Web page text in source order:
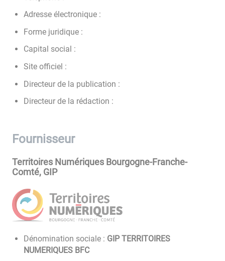
Adresse électronique :
Forme juridique :
Capital social :
Site officiel :
Directeur de la publication :
Directeur de la rédaction :
Fournisseur
Territoires Numériques Bourgogne-Franche-
Comté, GIP
Dénomination sociale : GIP TERRITOIRES
NUMERIQUES BFC